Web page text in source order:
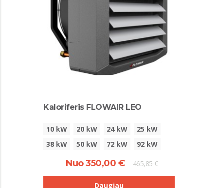
Kaloriferis FLOWAIR LEO
10 kW 20 kW 24 kW
25 kW
38 kW
50 kW 72 kW 92 kW
Nuo 350,00 € 465,85 €
Daugiau